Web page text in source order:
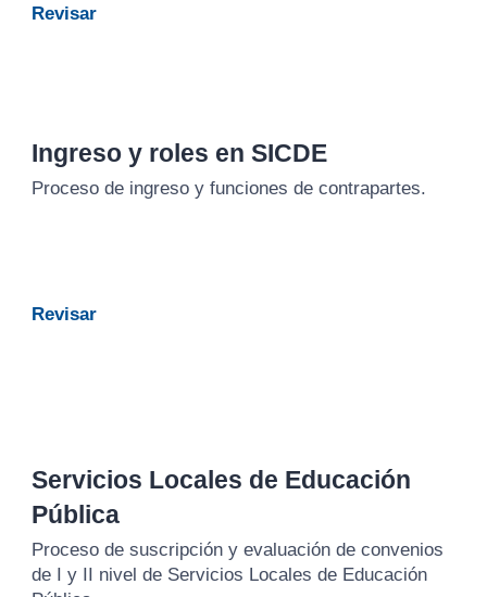
Revisar
Ingreso y roles en SICDE
Proceso de ingreso y funciones de contrapartes.
Revisar
Servicios Locales de Educación
Pública
Proceso de suscripción y evaluación de convenios
de I y II nivel de Servicios Locales de Educación